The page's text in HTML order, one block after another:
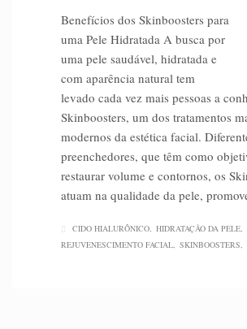
Benefícios dos Skinboosters para
uma Pele Hidratada A busca por
uma pele saudável, hidratada e
com aparência natural tem
levado cada vez mais pessoas a
Skinboosters, um dos tratamentos
modernos da estética facial.
preenchedores, que têm como
restaurar volume e contornos, os
atuam na qualidade da pele,
CIDO HIALURÔNICO HIDRATAÇÃO DA PELE
REJUVENESCIMENTO FACIAL SKINBOOSTERS